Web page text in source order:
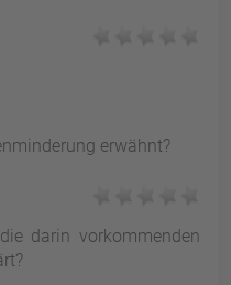
erwähnt?
darin vorkommenden